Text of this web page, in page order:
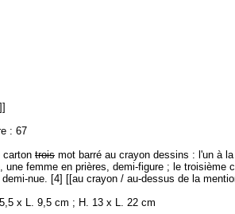
: 67
carton trois mot barré au crayon dessins : l'un à
femme en prières, demi-figure ; le troisième
nue. [4] [[au crayon / au-dessus de la
x L. 9,5 cm ; H. 13 x L. 22 cm